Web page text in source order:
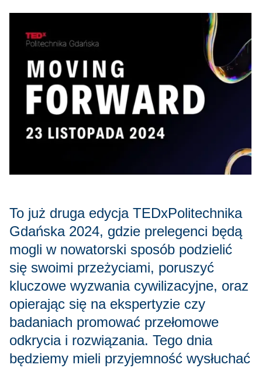
To już druga edycja TEDxPolitechnika
Gdańska 2024, gdzie prelegenci będą
mogli w nowatorski sposób podzielić
się swoimi przeżyciami, poruszyć
kluczowe wyzwania cywilizacyjne, oraz
opierając się na ekspertyzie czy
badaniach promować przełomowe
odkrycia i rozwiązania. Tego dnia
będziemy mieli przyjemność wysłuchać